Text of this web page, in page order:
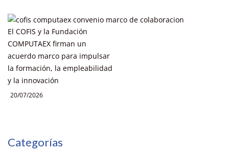
El COFIS y la Fundación
COMPUTAEX firman un
acuerdo marco para impulsar
la formación, la empleabilidad
y la innovación
20/07/2026
Categorías